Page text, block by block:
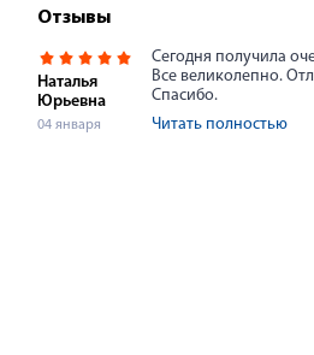
Отзывы
Наталья
Юрьевна
04 января
Сегодня получила
Все великолепно.
Спасибо.
Читать полностью